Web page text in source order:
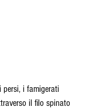
il filo spinato